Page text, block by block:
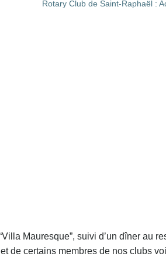
Mauresque”, suivi d’un dîner au
de certains membres de nos clubs